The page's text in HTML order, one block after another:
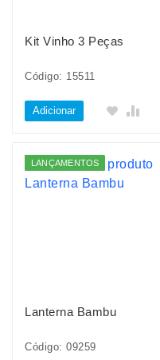
Kit Vinho 3 Peças
Código: 15511
Adicionar
LANÇAMENTOS
Lanterna Bambu
Código: 09259